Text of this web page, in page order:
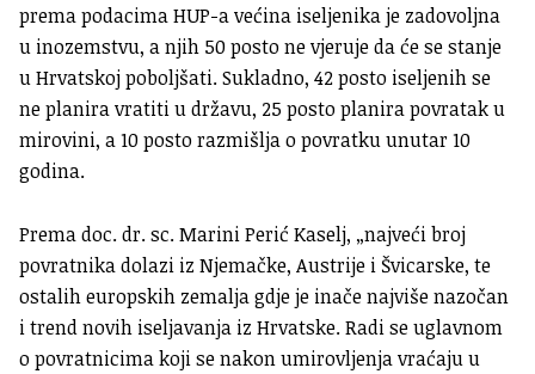
prema podacima HUP-a većina iseljenika je zadovoljna
u inozemstvu, a njih 50 posto ne vjeruje da će se stanje
u Hrvatskoj poboljšati. Sukladno, 42 posto iseljenih se
ne planira vratiti u državu, 25 posto planira povratak u
mirovini, a 10 posto razmišlja o povratku unutar 10
godina.
Prema doc. dr. sc. Marini Perić Kaselj, „najveći broj
povratnika dolazi iz Njemačke, Austrije i Švicarske, te
ostalih europskih zemalja gdje je inače najviše nazočan
i trend novih iseljavanja iz Hrvatske. Radi se uglavnom
o povratnicima koji se nakon umirovljenja vraćaju u